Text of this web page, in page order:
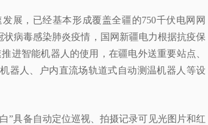
展，已经基本形成覆盖全疆的750千伏电网网
病毒感染肺炎疫情，国网新疆电力根据抗疫保
进智能机器人的使用，在疆电外送重要站点、
器人、户内直流场轨道式自动测温机器人等设
”具备自动定位巡视、拍摄记录可见光图片和红